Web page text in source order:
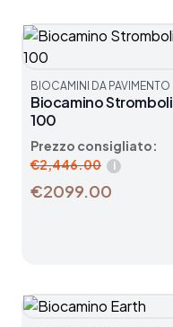
BIOCAMINI DA PAVIMENTO
Biocamino Stromboli
100
Prezzo consigliato:
€2,446.00 i
€2099.00